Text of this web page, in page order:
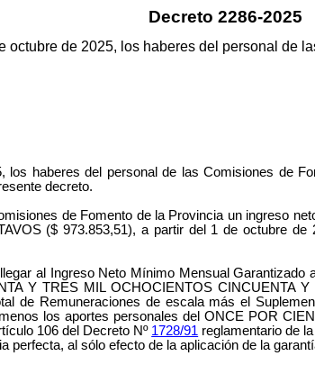
Decreto 2286-2025
octubre de 2025, los haberes del personal de
los haberes del personal de las Comisiones de
decreto.
de Fomento de la Provincia un ingreso
($ 973.853,51), a partir del 1 de octubre
al Ingreso Neto Mínimo Mensual
Y TRES MIL OCHOCIENTOS CINCUENTA
de Remuneraciones de escala más el
los aportes personales del ONCE POR
106 del Decreto Nº 1728/91 reglamentario de
perfecta, al sólo efecto de la aplicación de la